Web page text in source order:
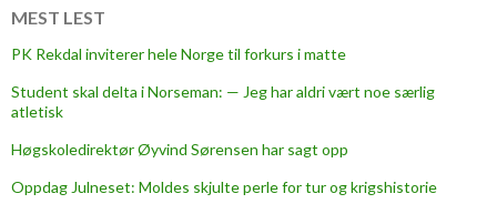
m
u
s
MEST LEST
PK Rekdal inviterer hele Norge til forkurs i matte
Student skal delta i Norseman: — Jeg har aldri vært noe særlig
atletisk
Høgskoledirektør Øyvind Sørensen har sagt opp
Oppdag Julneset: Moldes skjulte perle for tur og krigshistorie